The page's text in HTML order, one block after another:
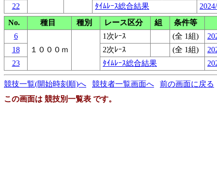
22
ﾀｲﾑﾚｰｽ総合結果
No.
種目 種別 レース区分 組
条件等
6
１０００ｍ
1次ﾚｰｽ (全 1組)
18
2次ﾚｰｽ (全 1組)
23
ﾀｲﾑﾚｰｽ総合結果
競技一覧(開始時刻順)へ 競技者一覧画面へ
前の画面に戻る
この画面は 競技別一覧表 です。